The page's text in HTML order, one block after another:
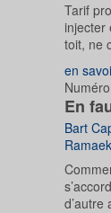
Tarif
injecter
toit, ne
en
En
Bart